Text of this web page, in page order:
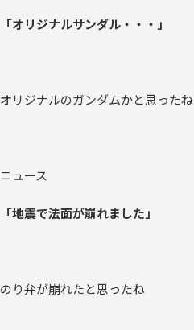
「オリジナルサンダル・・・」
オリジナルのガンダムかと思ったね
ニュース
「地震で法面が崩れました」
のり弁が崩れたと思ったね